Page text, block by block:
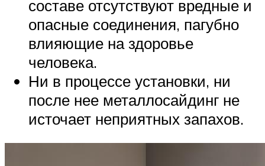
составе отсутствуют вредные и
опасные соединения, пагубно
влияющие на здоровье
человека.
Ни в процессе установки, ни
после нее металлосайдинг не
источает неприятных запахов.